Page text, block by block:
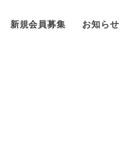
新規会員募集 お知らせ